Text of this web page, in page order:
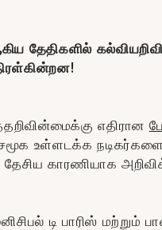
தேதிகளில்
எதிரான
உள்ளடக்க நடிகர்களை
காரணியாக
டி பாரிஸ்